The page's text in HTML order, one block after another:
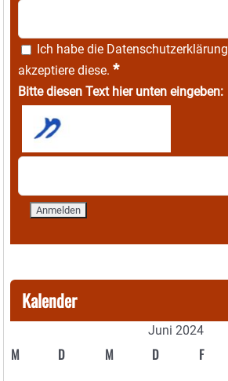
Ich habe die Datenschutzerklärung
akzeptiere diese. *
Bitte diesen Text hier unten eingeben:
Kalender
Juni 2024
M D M D F